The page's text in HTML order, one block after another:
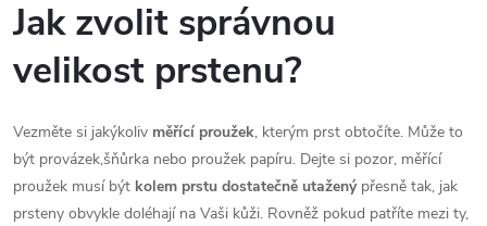
Jak zvolit správnou
velikost prstenu?
Vezměte si jakýkoliv měřící proužek, kterým prst obtočíte. Může to
být provázek,šňůrka nebo proužek papíru. Dejte si pozor, měřící
proužek musí být kolem prstu dostatečně utaženýpřesně tak, jak
prsteny obvykle doléhají na Vaši kůži. Rovněž pokud patříte mezi ty,